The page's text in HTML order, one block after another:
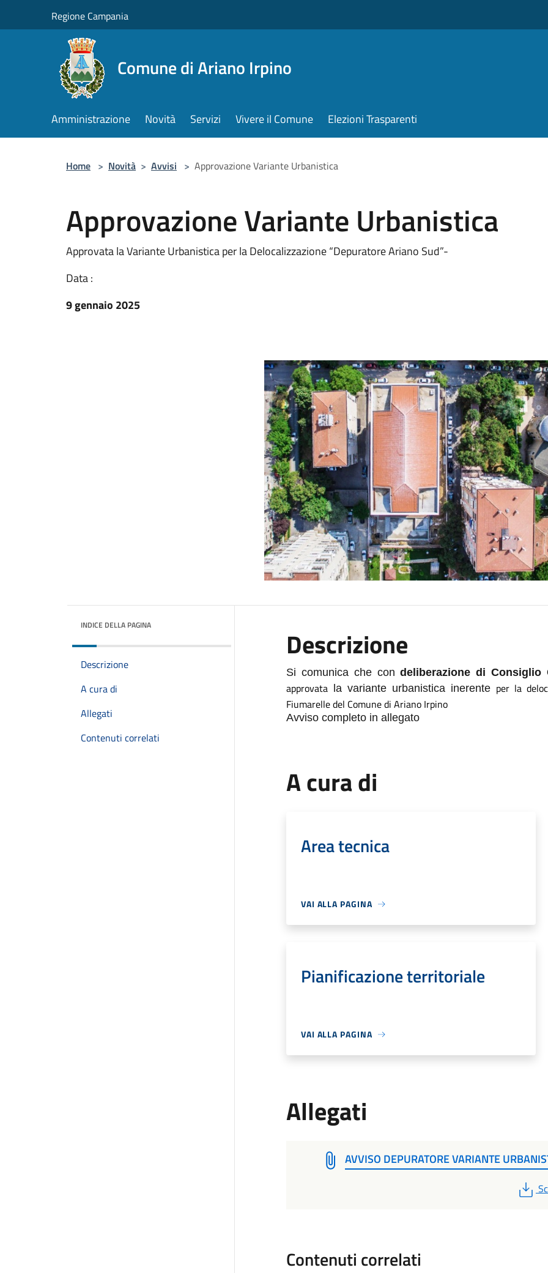
Regione Campania
Comune di Ariano Irpino
Amministrazione Novità Servizi Vivere il Comune Elezioni Trasparenti
Home > Novità > Avvisi > Approvazione Variante Urbanistica
Approvazione Variante Urbanistica
Approvata la Variante Urbanistica per la Delocalizzazione “Depuratore Ariano Sud”-
Data :
9 gennaio 2025
INDICE DELLA PAGINA
Descrizione
A cura di
Allegati
Contenuti correlati
Descrizione
Si comunica che condeliberazione di
approvatala variante urbanistica inerente per la
Fiumarelle del Comune di Ariano Irpino
Avviso completo in allegato
A cura di
Area tecnica
VAI ALLA PAGINA
Pianificazione territoriale
VAI ALLA PAGINA
Allegati
AVVISO DEPURATORE VARIANTE
Contenuti correlati